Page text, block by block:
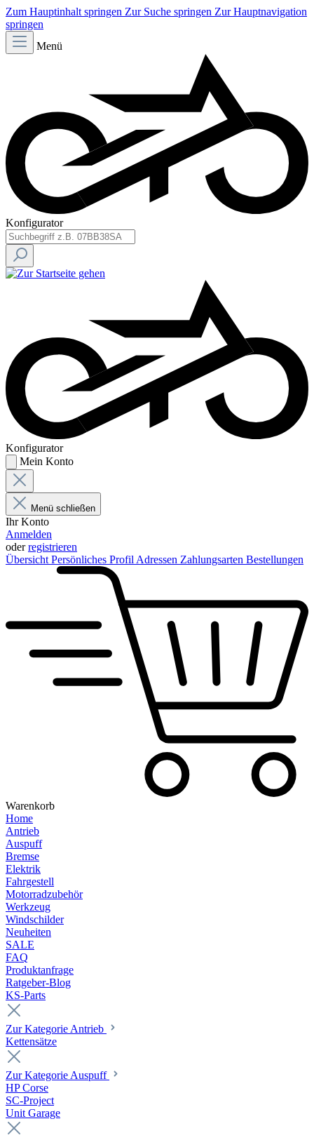
Zum Hauptinhalt springen Zur Suche springen Zur Hauptnavigation
springen
Menü
Konfigurator
Konfigurator
Mein Konto
Menü schließen
Ihr Konto
Anmelden
oderregistrieren
Übersicht Persönliches Profil Adressen Zahlungsarten Bestellungen
Warenkorb
Home
Antrieb
Auspuff
Bremse
Elektrik
Fahrgestell
Motorradzubehör
Werkzeug
Windschilder
Neuheiten
SALE
FAQ
Produktanfrage
Ratgeber-Blog
KS-Parts
Zur Kategorie Antrieb
Kettensätze
Zur Kategorie Auspuff
HP Corse
SC-Project
Unit Garage